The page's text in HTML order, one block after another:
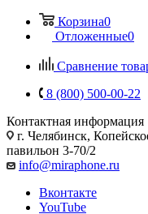
Корзина0
Отложенные0
Сравнение
8 (800) 500-00-22
Контактная информация
г. Челябинск,
павильон 3-70/2
info@miraphone.ru
Вконтакте
YouTube